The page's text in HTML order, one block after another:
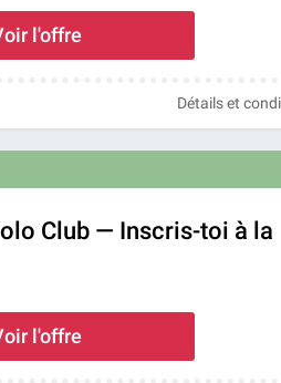
l'offre
Détails et
Club — Inscris-toi à la
l'offre